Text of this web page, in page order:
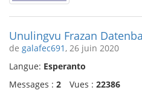
Unulingvu Frazan
de galafec691 , 26 juin 2020
Langue: Esperanto
Messages : 2 Vues : 22386